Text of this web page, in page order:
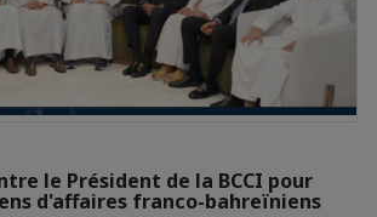
le Président de la BCCI pour
d'affaires franco-bahreïniens